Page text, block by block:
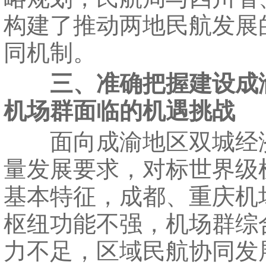
构建了推动两地民航发展
同机制。
三、准确把握建设成
机场群面临的机遇挑战
面向成渝地区双城经
量发展要求，对标世界级
基本特征，成都、重庆机
枢纽功能不强，机场群综
力不足，区域民航协同发